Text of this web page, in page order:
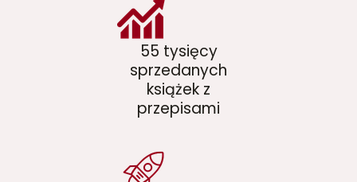
55 tysięcy
sprzedanych
książek z
przepisami